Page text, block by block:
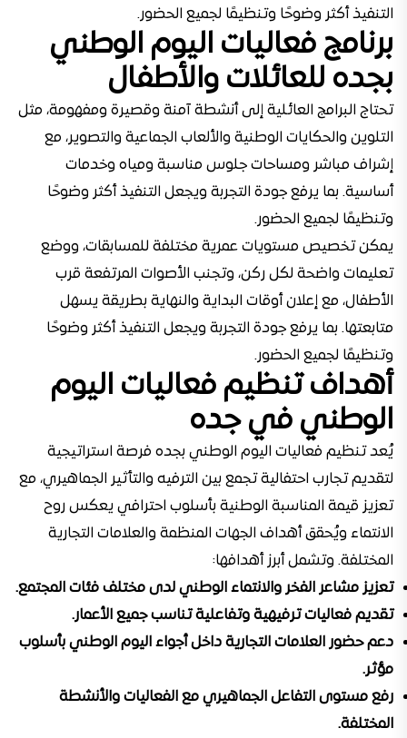
التنفيذ أكثر وضوحًا وتنظيمًا لجميع الحضور.
برنامج فعاليات اليوم الوطني
بجده للعائلات والأطفال
تحتاج البرامج العائلية إلى أنشطة آمنة وقصيرة ومفهومة، مثل
التلوين والحكايات الوطنية والألعاب الجماعية والتصوير، مع
إشراف مباشر ومساحات جلوس مناسبة ومياه وخدمات
أساسية. بما يرفع جودة التجربة ويجعل التنفيذ أكثر وضوحًا
وتنظيمًا لجميع الحضور.
يمكن تخصيص مستويات عمرية مختلفة للمسابقات، ووضع
تعليمات واضحة لكل ركن، وتجنب الأصوات المرتفعة قرب
الأطفال، مع إعلان أوقات البداية والنهاية بطريقة يسهل
متابعتها. بما يرفع جودة التجربة ويجعل التنفيذ أكثر وضوحًا
وتنظيمًا لجميع الحضور.
أهداف تنظيم فعاليات اليوم
الوطني في جده
يُعد تنظيم فعاليات اليوم الوطني بجده فرصة استراتيجية
لتقديم تجارب احتفالية تجمع بين الترفيه والتأثير الجماهيري، مع
تعزيز قيمة المناسبة الوطنية بأسلوب احترافي يعكس روح
الانتماء ويُحقق أهداف الجهات المنظمة والعلامات التجارية
المختلفة. وتشمل أبرز أهدافها:
تعزيز مشاعر الفخر والانتماء الوطني لدى مختلف فئات المجتمع.
تقديم فعاليات ترفيهية وتفاعلية تناسب جميع الأعمار.
دعم حضور العلامات التجارية داخل أجواء اليوم الوطني بأسلوب
مؤثر.
رفع مستوى التفاعل الجماهيري مع الفعاليات والأنشطة
المختلفة.